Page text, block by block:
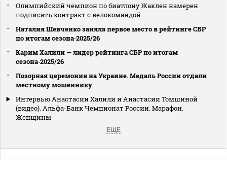
Олимпийский чемпион по биатлону Жаклен намерен
подписать контракт с велокомандой
Наталия Шевченко заняла первое место в рейтинге СБР
по итогам сезона‑2025/26
Карим Халили — лидер рейтинга СБР по итогам
сезона‑2025/26
Позорная церемония на Украине. Медаль России отдали
местному мошеннику
Интервью Анастасии Халили и Анастасии Томшиной
(видео). Альфа-Банк Чемпионат России. Марафон.
Женщины
ЕЩЕ